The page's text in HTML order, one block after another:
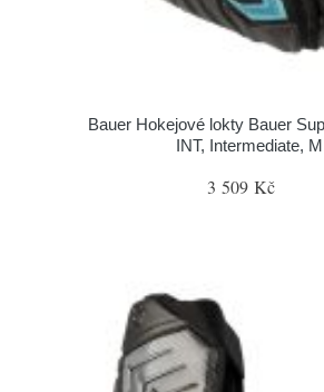
Bauer Hokejové lokty Bauer
INT, Intermediate, M
3 509 Kč